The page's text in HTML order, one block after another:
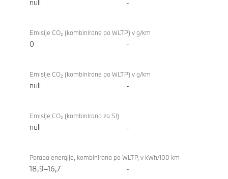
null -
Emisije CO₂ (kombinirane po WLTP) v g/km
0 -
Emisije CO₂ (kombinirane po WLTP) v g/km
null -
Emisije CO₂ (kombinirano za SI)
null -
Poraba energije, kombinirana po WLTP, v kWh/100 km
18,9–16,7 -